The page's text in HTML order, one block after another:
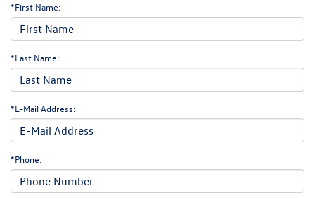
*First Name:
*Last Name:
*E-Mail Address:
*Phone: